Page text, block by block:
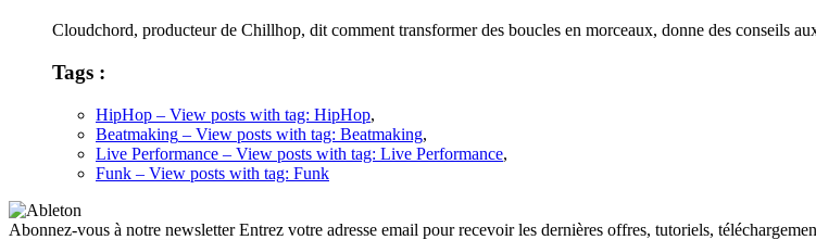
Cloudchord, producteur de Chillhop, dit comment transformer des boucles en morceaux, donne des conseils
Tags :
HipHop – View posts with tag: HipHop,
Beatmaking – View posts with tag: Beatmaking,
Live Performance – View posts with tag: Live Performance,
Funk – View posts with tag: Funk
Abonnez-vous à notre newsletterEntrez votre adresse email pour recevoir les dernières offres, tutoriels,